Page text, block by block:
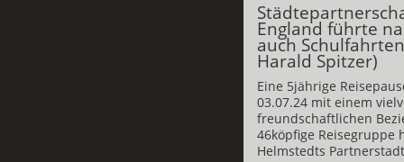
England führte
auch
Harald Spitzer)
Eine 5jährige
03.07.24 mit einem
freundschaftlichen
46köpfige
Helmstedts